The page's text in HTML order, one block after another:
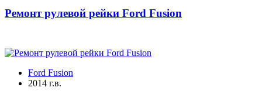
Ремонт рулевой рейки Ford Fusion
Ford Fusion
2014 г.в.